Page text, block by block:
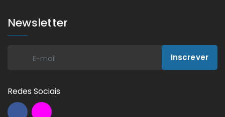
Newsletter
Inscrever
Redes Sociais